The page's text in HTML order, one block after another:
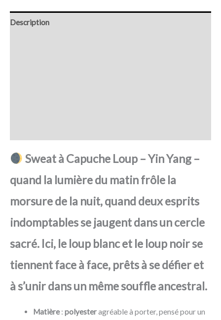
Description
Sweat à Capuche Loup – Yin Yang –
quand la lumière du matin frôle la
morsure de la nuit, quand deux esprits
indomptables se jaugent dans un cercle
sacré. Ici, le loup blanc et le loup noir se
tiennent face à face, prêts à se défier et
à s’unir dans un même souffle ancestral.
Matière: polyesteragréable à porter, pensé pour un